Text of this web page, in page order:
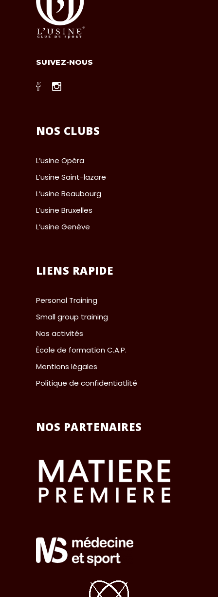
SUIVEZ-NOUS
NOS CLUBS
L’usine Opéra
L’usine Saint-lazare
L’usine Beaubourg
L’usine Bruxelles
L’usine Genève
LIENS RAPIDE
Personal Training
Small group training
Nos activités
École de formation C.A.P.
Mentions légales
Politique de confidentiatlité
NOS PARTENAIRES